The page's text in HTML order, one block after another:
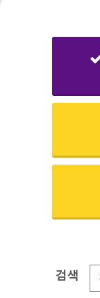
검색
검색